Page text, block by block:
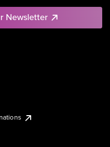
Newsletter